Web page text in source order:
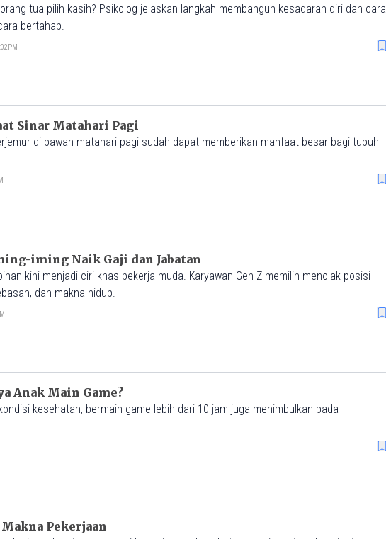
tua pilih kasih? Psikolog jelaskan langkah membangun kesadaran diri dan cara
bertahap.
Sinar Matahari Pagi
di bawah matahari pagi sudah dapat memberikan manfaat besar bagi tubuh
iming Naik Gaji dan Jabatan
kini menjadi ciri khas pekerja muda. Karyawan Gen Z memilih menolak posisi
dan makna hidup.
Anak Main Game?
kesehatan, bermain game lebih dari 10 jam juga menimbulkan pada
Pekerjaan